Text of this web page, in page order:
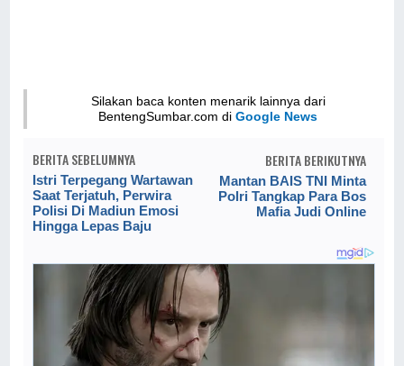
Silakan baca konten menarik lainnya dari
BentengSumbar.com diGoogle News
BERITA SEBELUMNYA
Istri Terpegang Wartawan
Saat Terjatuh, Perwira
Polisi Di Madiun Emosi
Hingga Lepas Baju
BERITA BERIKUTNYA
Mantan BAIS TNI Minta
Polri Tangkap Para Bos
Mafia Judi Online